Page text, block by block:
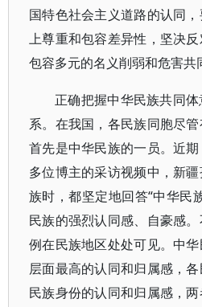
国特色社会主义道路的认同
上尊重和包容差异性，坚决反
包容多元的名义削弱和危害共
正确把握中华民族共同
系。在我国，各民族同胞尽
首先是中华民族的一员。近
多位博主的采访视频中，新
族时，都坚定地回答“中华民
民族的强烈认同感、自豪感
例在民族地区处处可见。中
层面最高的认同和归属感，
民族身份的认同和归属感，